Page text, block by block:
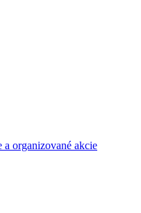
a organizované akcie